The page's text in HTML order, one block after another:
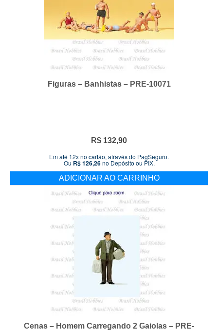
Figuras – Banhistas – PRE-10071
R$ 132,90
Em até 12x no cartão, através do PagSeguro.
Ou R$126,26no Depósito ou PIX.
ADICIONAR AO CARRINHO
Cenas – Homem Carregando 2 Gaiolas – PRE-